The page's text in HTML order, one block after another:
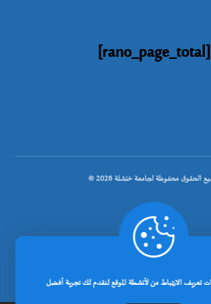
[rano_page_total]
.